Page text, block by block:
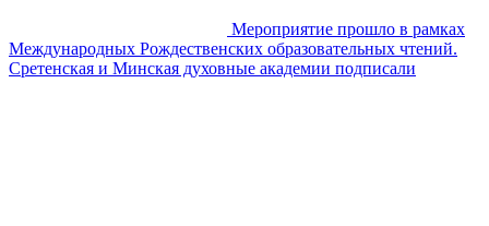
Мероприятие прошло в рамках
Международных Рождественских образовательных чтений.
Сретенская и Минская духовные академии подписали